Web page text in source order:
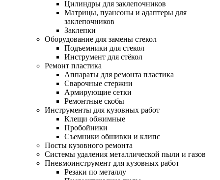
Цилиндры для заклепочников
Матрицы, пуансоны и адаптеры для
заклепочников
Заклепки
Оборудование для замены стекол
Подъемники для стекол
Инструмент для стёкол
Ремонт пластика
Аппараты для ремонта пластика
Сварочные стержни
Армирующие сетки
Ремонтные скобы
Инструменты для кузовных работ
Клещи обжимные
Пробойники
Съемники обшивки и клипс
Посты кузовного ремонта
Системы удаления металлической пыли и газов
Пневмоинструмент для кузовных работ
Резаки по металлу